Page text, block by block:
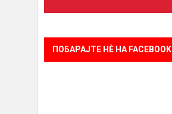
ПОБАРАЈТЕ НÈ НА FACEBOOK